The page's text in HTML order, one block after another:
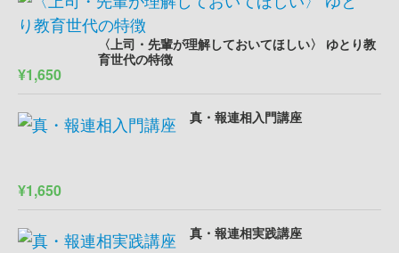
〈上司・先輩が理解しておいてほしい〉 ゆとり教
育世代の特徴
¥1,650
真・報連相入門講座
¥1,650
真・報連相実践講座